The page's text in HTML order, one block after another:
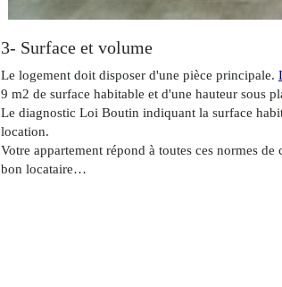
3- Surface et volume
Le logement doit disposer d'une pièce principale.
9 m2 de surface habitable et d'une hauteur sous
Le diagnostic Loi Boutin indiquant la surface
location.
Votre appartement répond à toutes ces normes
bon locataire…